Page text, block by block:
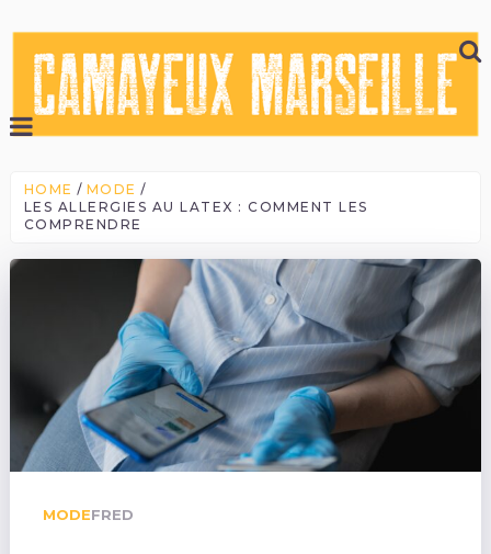
HOME
MODE
LES ALLERGIES AU LATEX : COMMENT LES
COMPRENDRE
MODEFRED